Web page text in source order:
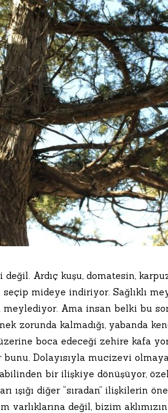
değil. Ardıç kuşu, domatesin,
mideye indiriyor. Sağlıklı
Ama insan belki bu
zorunda kalmadığı, yabanda
boca edeceği zehire kafa
Dolayısıyla mucizevi
bir ilişkiye dönüşüyor,
ışığı diğer “sıradan” ilişkilerin
varlıklarına değil, bizim